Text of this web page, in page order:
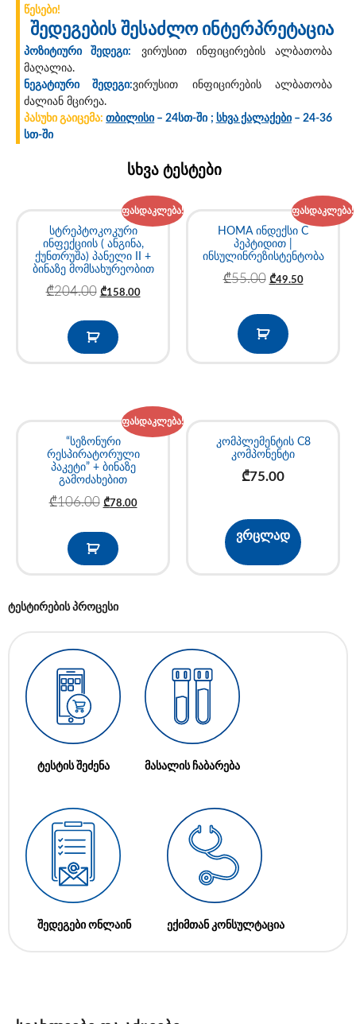
წესები!
შედეგების შესაძლო ინტერპრეტაცია
პოზიტიური შედეგი: ვირუსით ინფიცირების ალბათობა
მაღალია.
ნეგატიური შედეგი:ვირუსით ინფიცირების ალბათობა
ძალიან მცირეა.
პასუხი გაიცემა: თბილისი – 24სთ-ში ; სხვა ქალაქები– 24-36
სთ-ში
სხვა ტესტები
ფასდაკლება!
სტრეპტოკოკური
ინფექციის ( ანგინა,
ქუნთრუშა) პანელი II +
ბინაზე მომსახურეობით
₾204.00 ₾158.00
ფასდაკლება!
HOMA ინდექსი C
პეპტიდით |
ინსულინრეზისტენტობა
₾55.00 ₾49.50
ფასდაკლება!
“სეზონური
რესპირატორული
პაკეტი” + ბინაზე
გამოძახებით
₾106.00 ₾78.00
კომპლემენტის C8
კომპონენტი
₾75.00
ვრცლად
ტესტირების პროცესი
ტესტის შეძენა მასალის ჩაბარება
შედეგები ონლაინ ექიმთან კონსულტაცია